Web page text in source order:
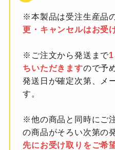
※本製品は受注生産品
更・キャンセルはお受
※ご注文から発送まで
ちいただきますので予
発送日が確定次第、メ
す。
※他の商品と同時にご
の商品がそろい次第の
先にお受け取りをご希